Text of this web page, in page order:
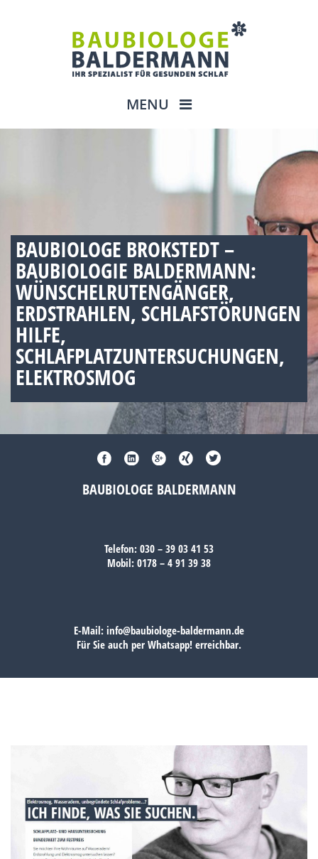
MENU
BAUBIOLOGE BROKSTEDT –
BAUBIOLOGIE BALDERMANN:
WÜNSCHELRUTENGÄNGER,
ERDSTRAHLEN, SCHLAFSTÖRUNGEN
HILFE,
SCHLAFPLATZUNTERSUCHUNGEN,
ELEKTROSMOG
BAUBIOLOGE BALDERMANN
Telefon: 030 – 39 03 41 53
Mobil: 0178 – 4 91 39 38
E-Mail: info@baubiologe-baldermann.de
Für Sie auch per Whatsapp! erreichbar.